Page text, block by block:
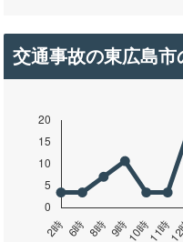
交通事故の東広島